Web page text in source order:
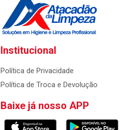
Institucional
Política de Privacidade
Política de Troca e Devolução
Baixe já nosso APP